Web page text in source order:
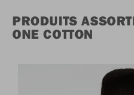
PRODUITS
ONE COTTON